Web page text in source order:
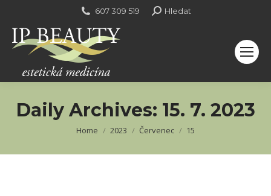
607 309 519 Search:
Hledat
Daily Archives: 15. 7. 2023
You are here:
Home 2023 Červenec 15